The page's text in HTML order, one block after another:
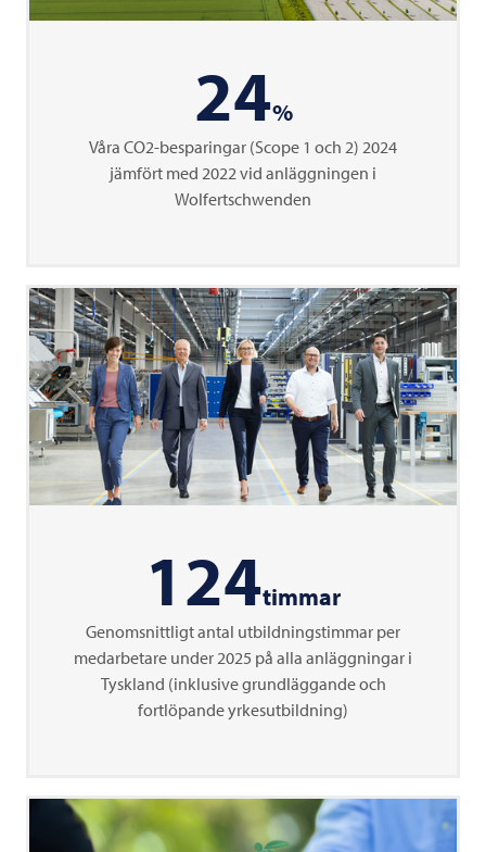
24%
Våra CO2-besparingar (Scope 1 och 2) 2024
jämfört med 2022 vid anläggningen i
Wolfertschwenden
124timmar
Genomsnittligt antal utbildningstimmar per
medarbetare under 2025 på alla anläggningar i
Tyskland (inklusive grundläggande och
fortlöpande yrkesutbildning)